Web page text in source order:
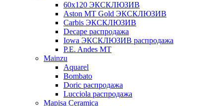
60х120 ЭКСКЛЮЗИВ
Aston MT Gold ЭКСКЛЮЗИВ
Carbis ЭКСКЛЮЗИВ
Decape распродажа
Iowa ЭКСКЛЮЗИВ распродажа
P.E. Andes MT
Mainzu
Aquarel
Bombato
Doric распродажа
Lucciola распродажа
Mapisa Ceramica